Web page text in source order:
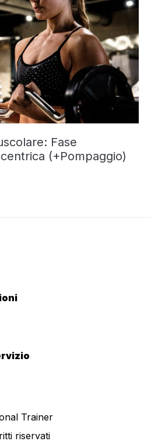
Fase
(+Pompaggio)
Trainer
riservati